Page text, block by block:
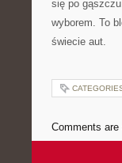
się po
wyborem. To
świecie aut.
Comments are